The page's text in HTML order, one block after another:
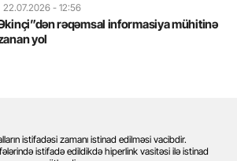
22.07.2026 - 12:56
rəqəmsal informasiya mühitinə
yol
istifadəsi zamanı istinad edilməsi vacibdir.
istifadə edildikdə hiperlink vasitəsi ilə istinad